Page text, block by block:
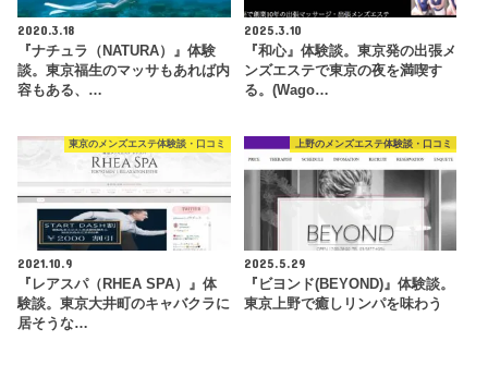
2020.3.18
『ナチュラ（NATURA）』体験
談。東京福生のマッサもあれば内
容もある、…
2025.3.10
『和心』体験談。東京発の出張メ
ンズエステで東京の夜を満喫す
る。(Wago…
東京のメンズエステ体験談・口コミ
2021.10.9
『レアスパ（RHEA SPA）』体
験談。東京大井町のキャバクラに
居そうな…
上野のメンズエステ体験談・口コミ
2025.5.29
『ビヨンド(BEYOND)』体験談。
東京上野で癒しリンパを味わう